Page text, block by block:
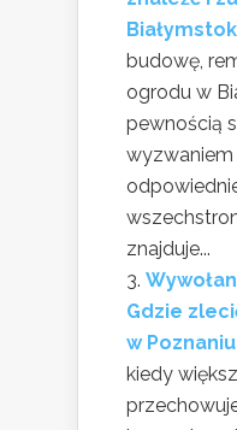
budowę,
ogrodu w
pewnością
znajduje...
Gdzie
w Poznaniu
kiedy